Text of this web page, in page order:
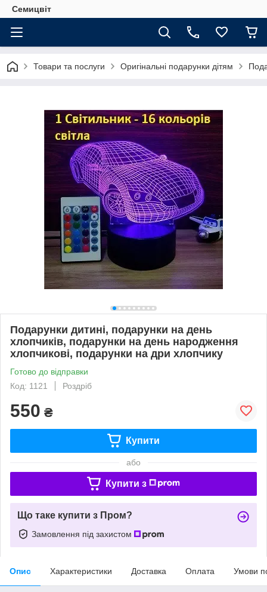
Семицвіт
Товари та послуги Оригінальні подарунки дітям
Подарунки дитині, подарунки на день
хлопчиків, подарунки на день народження
хлопчикові, подарунки на дри хлопчику
Готово до відправки
Код: 1121
Роздріб
550 ₴
Купити
або
Купити з
Що таке купити з Пром?
Замовлення під захистом
Опис Характеристики Доставка Оплата Умови